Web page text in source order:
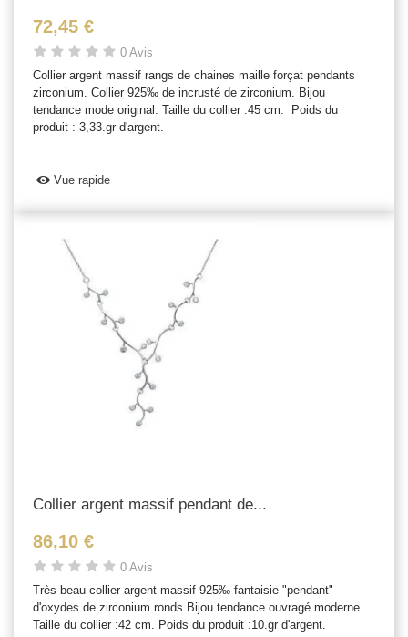
72,45 €
0 Avis
Collier argent massif rangs de chaines maille forçat pendants
zirconium. Collier 925‰ de incrusté de zirconium. Bijou
tendance mode original. Taille du collier :45 cm. Poids du
produit : 3,33.gr d'argent.
Vue rapide
Collier argent massif pendant de...
86,10 €
0 Avis
Très beau collier argent massif 925‰ fantaisie "pendant"
d'oxydes de zirconium ronds Bijou tendance ouvragé moderne .
Taille du collier :42 cm. Poids du produit :10.gr d'argent.